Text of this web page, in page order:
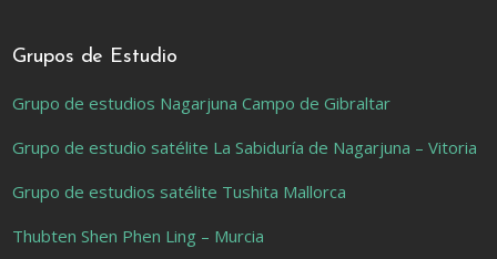
Grupos de Estudio
Grupo de estudios Nagarjuna Campo de Gibraltar
Grupo de estudio satélite La Sabiduría de Nagarjuna – Vitoria
Grupo de estudios satélite Tushita Mallorca
Thubten Shen Phen Ling – Murcia